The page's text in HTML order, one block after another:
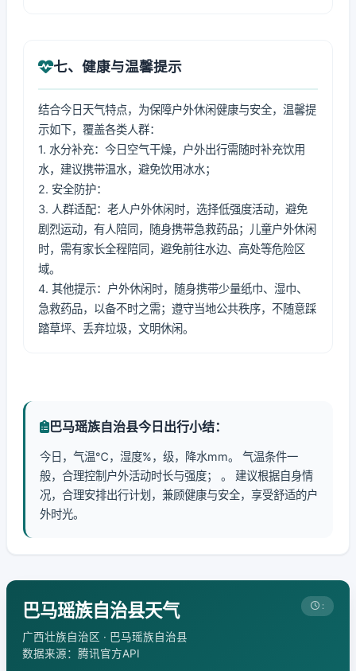
七、健康与温馨提示
结合今日天气特点，为保障户外休闲健康与安全，温馨提
示如下，覆盖各类人群：
1. 水分补充：今日空气干燥，户外出行需随时补充饮用
水，建议携带温水，避免饮用冰水；
2. 安全防护：
3. 人群适配：老人户外休闲时，选择低强度活动，避免
剧烈运动，有人陪同，随身携带急救药品；儿童户外休闲
时，需有家长全程陪同，避免前往水边、高处等危险区
域。
4. 其他提示：户外休闲时，随身携带少量纸巾、湿巾、
急救药品，以备不时之需；遵守当地公共秩序，不随意踩
踏草坪、丢弃垃圾，文明休闲。
巴马瑶族自治县今日出行小结：
今日，气温℃，湿度%，级，降水mm。 气温条件一
般，合理控制户外活动时长与强度； 。 建议根据自身情
况，合理安排出行计划，兼顾健康与安全，享受舒适的户
外时光。
巴马瑶族自治县天气
广西壮族自治区 · 巴马瑶族自治县
数据来源：腾讯官方API
: